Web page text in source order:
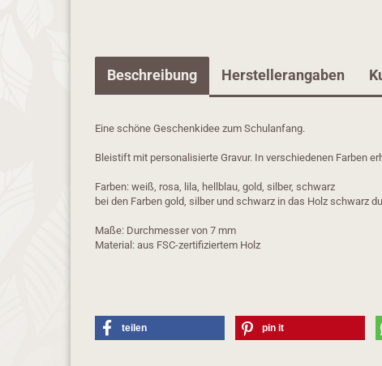
Beschreibung Herstellerangaben
Eine schöne Geschenkidee zum Schulanfang.
Bleistift mit personalisierte Gravur. In verschiedenen Farben
Farben: weiß, rosa, lila, hellblau, gold, silber, schwarz
bei den Farben gold, silber und schwarz in das Holz schwarz
Maße: Durchmesser von 7 mm
Material: aus FSC-zertifiziertem Holz
teilen pin it